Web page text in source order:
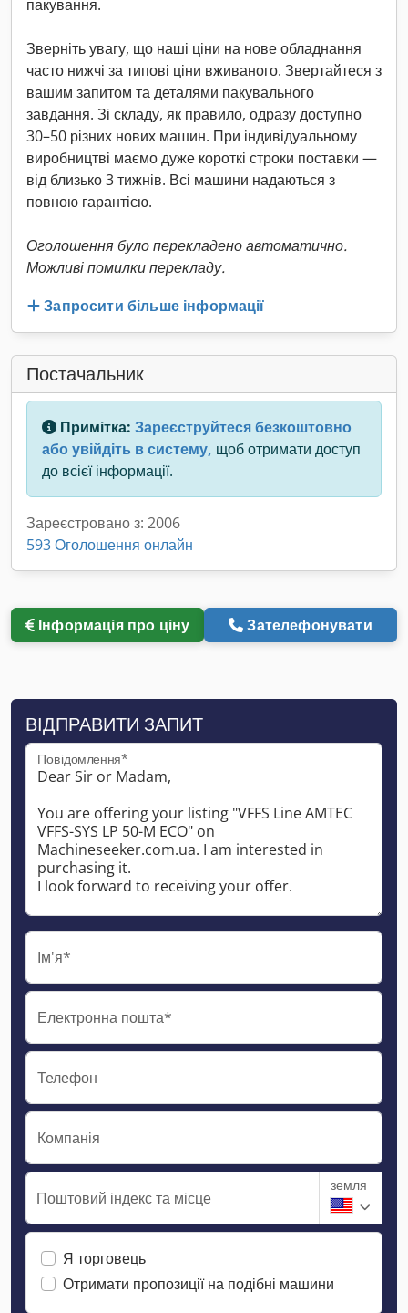
пакування.
Зверніть увагу, що наші ціни на нове обладнання
часто нижчі за типові ціни вживаного. Звертайтеся з
вашим запитом та деталями пакувального
завдання. Зі складу, як правило, одразу доступно
30–50 різних нових машин. При індивідуальному
виробництві маємо дуже короткі строки поставки —
від близько 3 тижнів. Всі машини надаються з
повною гарантією.
Оголошення було перекладено автоматично.
Можливі помилки перекладу.
Запросити більше інформації
Постачальник
Примітка: Зареєструйтеся безкоштовно
або увійдіть в систему, щоб отримати доступ
до всієї інформації.
Зареєстровано з: 2006
593 Оголошення онлайн
Інформація про ціну Зателефонувати
ВІДПРАВИТИ ЗАПИТ
Повідомлення*
Ім'я*
Електронна пошта*
Телефон
Компанія
Поштовий індекс та місце
земля
Я торговець
Отримати пропозиції на подібні машини